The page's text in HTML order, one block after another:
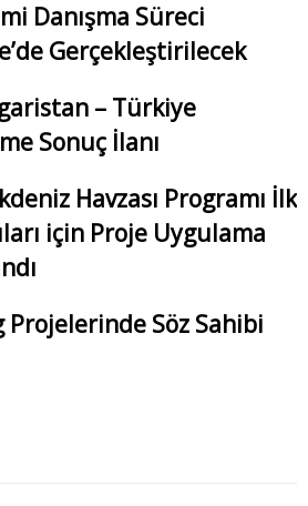
Danışma Süreci
Gerçekleştirilecek
– Türkiye
Sonuç İlanı
Havzası Programı İlk
için Proje Uygulama
Söz Sahibi